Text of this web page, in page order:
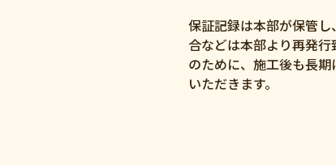
保証記録は本部が保管
合などは本部より再発
のために、施工後も長
いただきます。